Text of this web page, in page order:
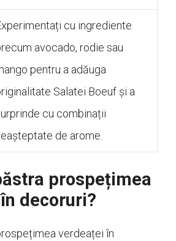
cu ingrediente
avocado, rodie sau
pentru a adăuga
Salatei Boeuf și a
cu combinații
de arome.
prospețimea
decoruri?
verdeaței în